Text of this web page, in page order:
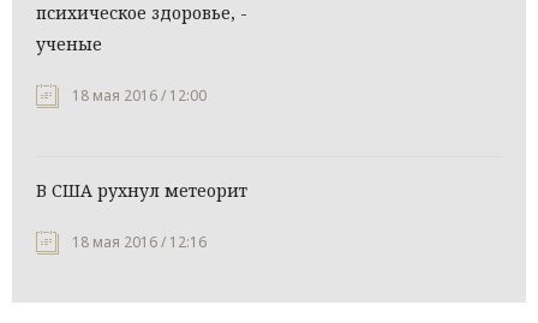
психическое здоровье, -
ученые
18 мая 2016 / 12:00
В США рухнул метеорит
18 мая 2016 / 12:16